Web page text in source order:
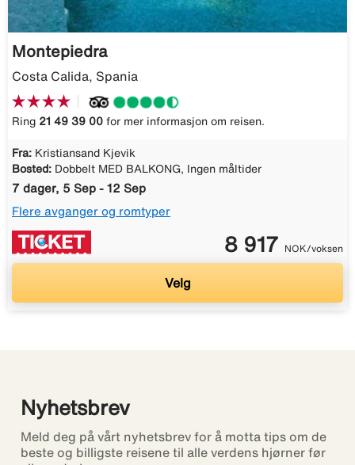
Montepiedra
Costa Calida, Spania
Ring 21 49 39 00 for mer informasjon om reisen.
Fra: Kristiansand Kjevik
Bosted: Dobbelt MED BALKONG, Ingen måltider
7 dager, 5 Sep - 12 Sep
Flere avganger og romtyper
8 917 NOK/voksen
Velg
Nyhetsbrev
Meld deg på vårt nyhetsbrev for å motta tips om de
beste og billigste reisene til alle verdens hjørner før